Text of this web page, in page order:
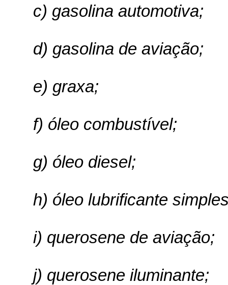
c) gasolina automotiva;
d) gasolina de aviação;
e) graxa;
f) óleo combustível;
g) óleo diesel;
h) óleo lubrificante
i) querosene de aviação;
j) querosene iluminante;